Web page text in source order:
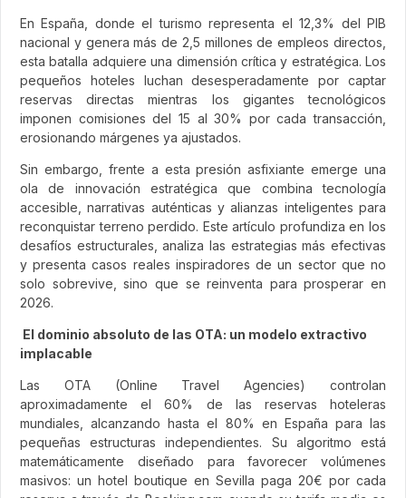
En España, donde el turismo representa el 12,3% del PIB
nacional y genera más de 2,5 millones de empleos directos,
esta batalla adquiere una dimensión crítica y estratégica. Los
pequeños hoteles luchan desesperadamente por captar
reservas directas mientras los gigantes tecnológicos
imponen comisiones del 15 al 30% por cada transacción,
erosionando márgenes ya ajustados.
Sin embargo, frente a esta presión asfixiante emerge una
ola de innovación estratégica que combina tecnología
accesible, narrativas auténticas y alianzas inteligentes para
reconquistar terreno perdido. Este artículo profundiza en los
desafíos estructurales, analiza las estrategias más efectivas
y presenta casos reales inspiradores de un sector que no
solo sobrevive, sino que se reinventa para prosperar en
2026.
El dominio absoluto de las OTA: un modelo extractivo
implacable
Las OTA (Online Travel Agencies) controlan
aproximadamente el 60% de las reservas hoteleras
mundiales, alcanzando hasta el 80% en España para las
pequeñas estructuras independientes. Su algoritmo está
matemáticamente diseñado para favorecer volúmenes
masivos: un hotel boutique en Sevilla paga 20€ por cada